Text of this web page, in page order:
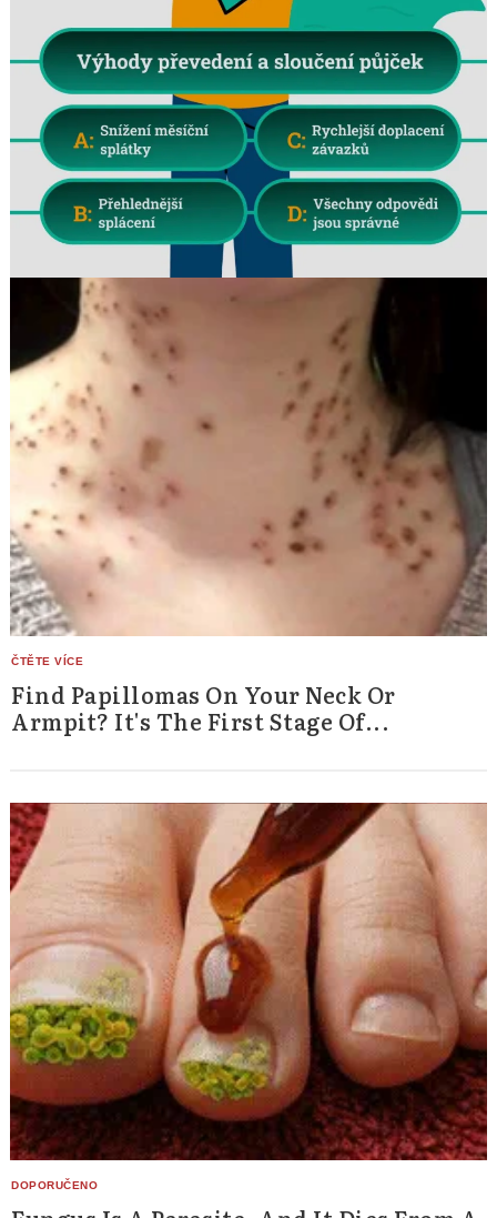
Find Papillomas On Your Neck Or
Armpit? It's The First Stage Of...